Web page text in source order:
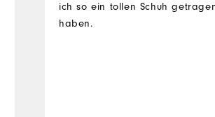
ich so ein tollen Schuh
haben.